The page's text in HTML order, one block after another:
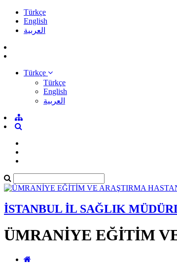
Türkçe
English
العربية
Türkçe
Türkçe
English
العربية
İSTANBUL İL SAĞLIK
ÜMRANİYE EĞİTİM